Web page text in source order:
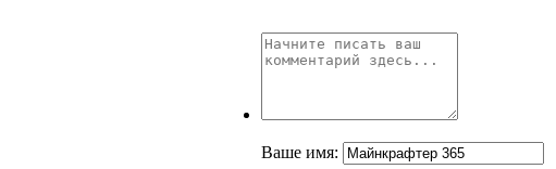
Ваше имя: